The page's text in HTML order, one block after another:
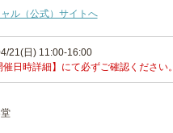
ル（公式）サイトへ
21(日) 11:00-16:00
日時詳細】にて必ずご確認ください。